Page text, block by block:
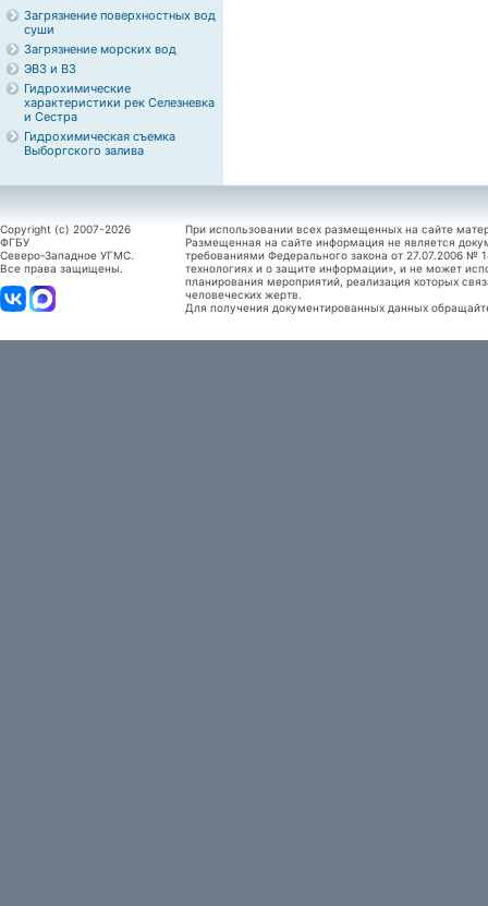
Загрязнение поверхностных вод
суши
Загрязнение морских вод
ЭВЗ и ВЗ
Гидрохимические
характеристики рек Селезневка
и Сестра
Гидрохимическая съемка
Выборгского залива
Copyright (c) 2007-2026
ФГБУ
Северо-Западное УГМС.
Все права защищены.
При использовании всех размещенных на сайте
Размещенная на сайте информация не является
требованиями Федерального закона от 27.07.2006
технологиях и о защите информации», и не может
планирования мероприятий, реализация которых
человеческих жертв.
Для получения документированных данных